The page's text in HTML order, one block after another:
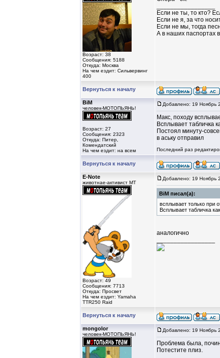
Возраст: 38
Сообщения: 5188
Откуда: Москва
На чем ездит: Сильвервинг
400
Если не ты, то кто?
Если не я, за что
Если не мы, тогда
А в наших паспортах
Вернуться к началу
BiM
человек-МОТОПЬЯНЬ!
Возраст: 27
Сообщения: 2323
Откуда: Питер,
Комендатский
На чем ездит: на всем
Добавлено: 19 Ноябрь
Макс, походу
Всплывает табличка
Постоял минуту-
в аську отправил
Последний раз
Вернуться к началу
E-Note
животнае-активист MT
Возраст: 49
Сообщения: 7713
Откуда: Просвет
На чем ездит: Yamaha
TTR250 Raid
Добавлено: 19 Ноябрь
BiM писал(а):
всплывает только при
Всплывает табличка
аналогично
Вернуться к началу
mongolor
человек-МОТОПЬЯНЬ!
Добавлено: 19 Ноябрь
Проблема была,
Потестите плиз.